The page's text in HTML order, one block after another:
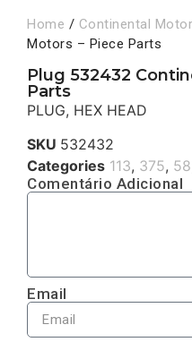
Home / Continental
Motors – Piece Parts
Plug 532432
Parts
PLUG, HEX HEAD
SKU 532432
Categories 113, 375, 58
Comentário Adicional
Email